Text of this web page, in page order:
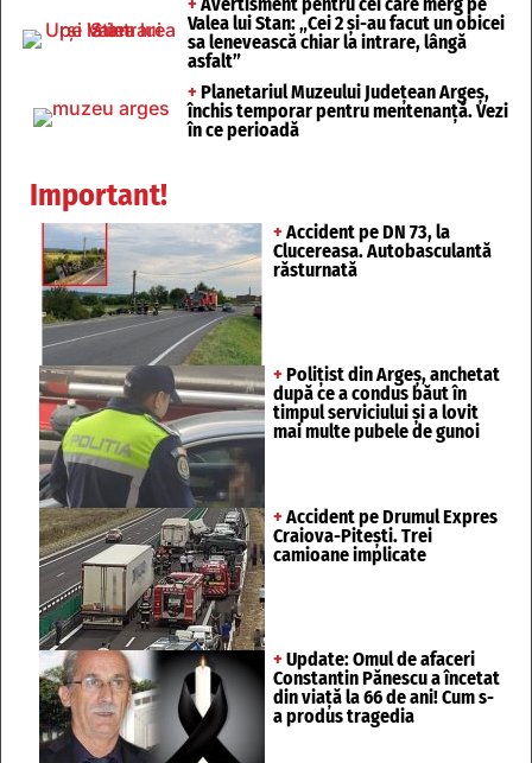
Valea lui Stan: „Cei 2 și-au facut un obicei
sa lenevească chiar la intrare, lângă
asfalt”
+ Planetariul Muzeului Județean Argeș,
închis temporar pentru mentenanță. Vezi
în ce perioadă
Important!
+ Accident pe DN 73, la
Clucereasa. Autobasculantă
răsturnată
+ Polițist din Argeș, anchetat
după ce a condus băut în
timpul serviciului și a lovit
mai multe pubele de gunoi
+ Accident pe Drumul Expres
Craiova-Pitești. Trei
camioane implicate
+ Update: Omul de afaceri
Constantin Pănescu a încetat
din viață la 66 de ani! Cum s-
a produs tragedia